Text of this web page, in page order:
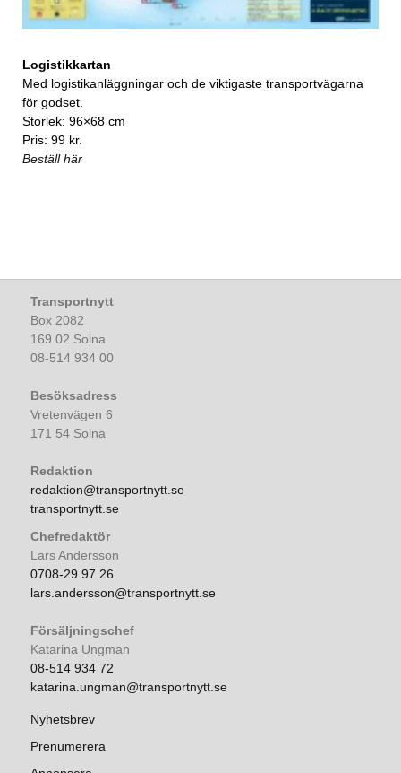
Logistikkartan
Med logistikanläggningar och de viktigaste transportvägarna
för godset.
Storlek: 96×68 cm
Pris: 99 kr.
Beställ här
Transportnytt
Box 2082
169 02 Solna
08-514 934 00
Besöksadress
Vretenvägen 6
171 54 Solna
Redaktion
redaktion@transportnytt.se
transportnytt.se
Chefredaktör
Lars Andersson
0708-29 97 26
lars.andersson@transportnytt.se
Försäljningschef
Katarina Ungman
08-514 934 72
katarina.ungman@transportnytt.se
Nyhetsbrev
Prenumerera